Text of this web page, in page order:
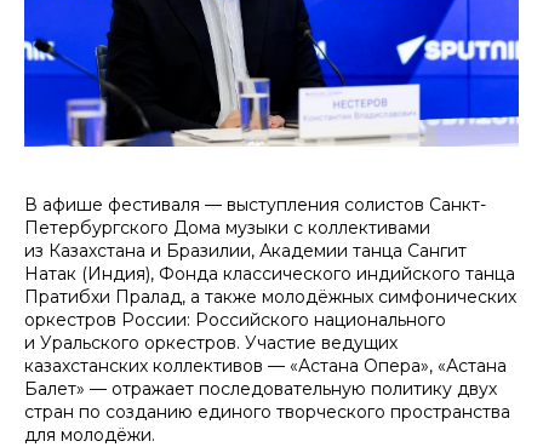
В афише фестиваля — выступления солистов Санкт-
Петербургского Дома музыки с коллективами
из Казахстана и Бразилии, Академии танца Сангит
Натак (Индия), Фонда классического индийского танца
Пратибхи Пралад, а также молодёжных симфонических
оркестров России: Российского национального
и Уральского оркестров. Участие ведущих
казахстанских коллективов — «Астана Опера», «Астана
Балет» — отражает последовательную политику двух
стран по созданию единого творческого пространства
для молодёжи.